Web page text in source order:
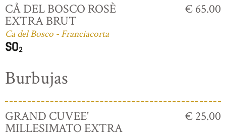
CÅ DEL BOSCO ROSÈ
EXTRA BRUT
Ca del Bosco - Franciacorta
€ 65.00
Burbujas
GRAND CUVEE'
MILLESIMATO EXTRA
€ 25.00